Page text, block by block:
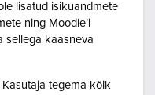
lisatud isikuandmete
ning Moodle’i
sellega kaasneva
tegema kõik